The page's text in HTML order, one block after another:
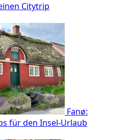
Citytrip
Fanø:
für den Insel-Urlaub